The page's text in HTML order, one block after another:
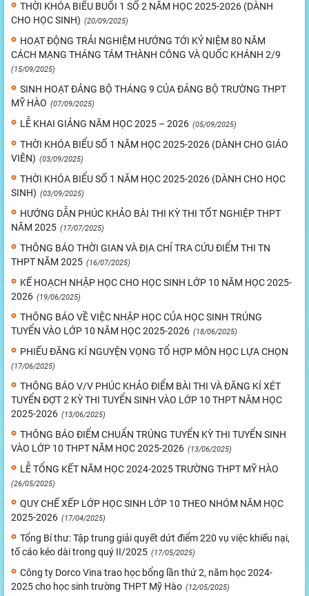
THỜI KHÓA BIỂU BUỔI 1 SỐ 2 NĂM HỌC 2025-2026 (DÀNH
CHO HỌC SINH) (20/09/2025)
HOẠT ĐỘNG TRẢI NGHIỆM HƯỚNG TỚI KỶ NIỆM 80 NĂM
CÁCH MẠNG THÁNG TÁM THÀNH CÔNG VÀ QUỐC KHÁNH 2/9
(15/09/2025)
SINH HOẠT ĐẢNG BỘ THÁNG 9 CỦA ĐẢNG BỘ TRƯỜNG THPT
MỸ HÀO (07/09/2025)
LỄ KHAI GIẢNG NĂM HỌC 2025 – 2026 (05/09/2025)
THỜI KHÓA BIỂU SỐ 1 NĂM HỌC 2025-2026 (DÀNH CHO GIÁO
VIÊN) (03/09/2025)
THỜI KHÓA BIỂU SỐ 1 NĂM HỌC 2025-2026 (DÀNH CHO HỌC
SINH) (03/09/2025)
HƯỚNG DẪN PHÚC KHẢO BÀI THI KỲ THI TỐT NGHIỆP THPT
NĂM 2025 (17/07/2025)
THÔNG BÁO THỜI GIAN VÀ ĐỊA CHỈ TRA CỨU ĐIỂM THI TN
THPT NĂM 2025 (16/07/2025)
KẾ HOẠCH NHẬP HỌC CHO HỌC SINH LỚP 10 NĂM HỌC 2025-
2026 (19/06/2025)
THÔNG BÁO VỀ VIỆC NHẬP HỌC CỦA HỌC SINH TRÚNG
TUYỂN VÀO LỚP 10 NĂM HỌC 2025-2026 (18/06/2025)
PHIẾU ĐĂNG KÍ NGUYỆN VỌNG TỔ HỢP MÔN HỌC LỰA CHỌN
(17/06/2025)
THÔNG BÁO V/V PHÚC KHẢO ĐIỂM BÀI THI VÀ ĐĂNG KÍ XÉT
TUYỂN ĐỢT 2 KỲ THI TUYỂN SINH VÀO LỚP 10 THPT NĂM HỌC
2025-2026 (13/06/2025)
THÔNG BÁO ĐIỂM CHUẨN TRÚNG TUYỂN KỲ THI TUYỂN SINH
VÀO LỚP 10 THPT NĂM HỌC 2025-2026 (13/06/2025)
LỄ TỔNG KẾT NĂM HỌC 2024-2025 TRƯỜNG THPT MỸ HÀO
(26/05/2025)
QUY CHẾ XẾP LỚP HỌC SINH LỚP 10 THEO NHÓM NĂM HỌC
2025-2026 (17/04/2025)
Tổng Bí thư: Tập trung giải quyết dứt điểm 220 vụ việc khiếu nại,
tố cáo kéo dài trong quý II/2025 (17/05/2025)
Công ty Dorco Vina trao học bổng lần thứ 2, năm học 2024-
2025 cho học sinh trường THPT Mỹ Hào (12/05/2025)